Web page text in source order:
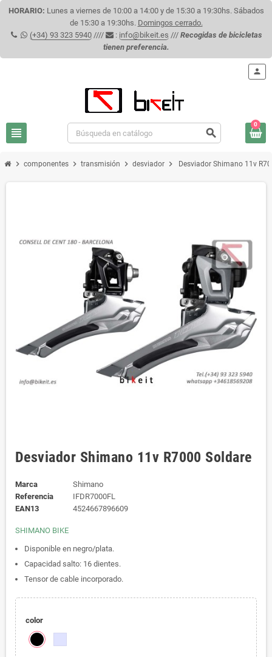
HORARIO: Lunes a viernes de 10:00 a 14:00 y de 15:30 a 19:30hs. Sábados
de 15:30 a 19:30hs. Domingos cerrado.
(+34) 93 323 5940//// : info@bikeit.es /// Recogidas de bicicletas
tienen preferencia.
view_headline search
0
person
chevron_right componentes chevron_right transmisión chevron_right desviador chevron_right Desviador Shimano 11v
Desviador Shimano 11v R7000 Soldare
Marca
Shimano
Referencia
IFDR7000FL
EAN13
4524667896609
SHIMANO BIKE
Disponible en negro/plata.
Capacidad salto: 16 dientes.
Tensor de cable incorporado.
color